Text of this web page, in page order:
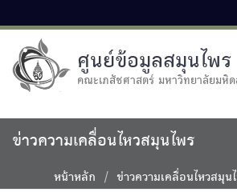
ศูนย์ข้อมูลสมุนไพร
คณะเภสัชศาสตร์ มหาวิทยาลัยมหิด
ข่าวความเคลื่อนไหวสมุนไพร
หน้าหลัก ข่าวความเคลื่อนไหวสมุน